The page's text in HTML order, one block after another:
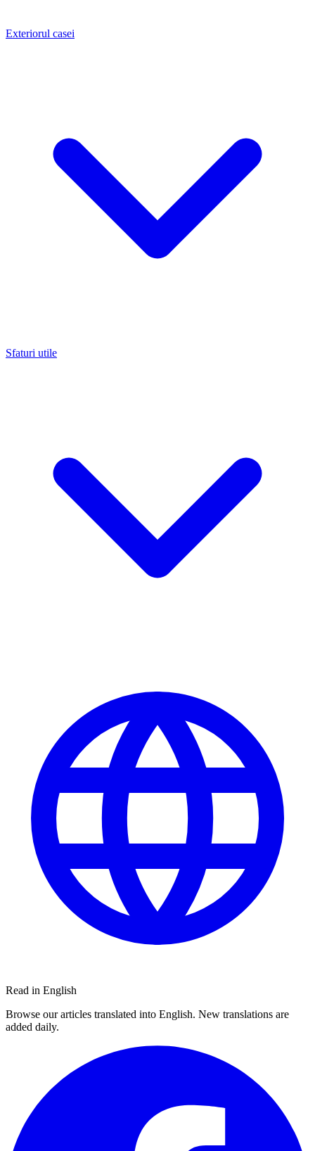
Exteriorul casei
Sfaturi utile
Read in English
Browse our articles translated into English. New translations are
added daily.